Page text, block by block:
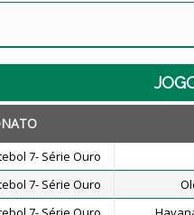
7- Série Ouro
7- Série Ouro